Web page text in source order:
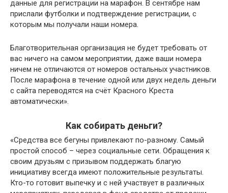
данные для регистрации на марафон. В сентябре нам
прислали футболки и подтверждение регистрации, с
которым мы получали наши номера.
Благотворительная организация не будет требовать от
вас ничего на самом мероприятии, даже ваши номера
ничем не отличаются от номеров остальных участников.
После марафона в течение одной или двух недель деньги
с сайта переводятся на счёт Красного Креста
автоматически».
Как собирать деньги?
«Средства все бегуны привлекают по-разному. Самый
простой способ – через социальные сети. Обращения к
своим друзьям с призывом поддержать благую
инициативу всегда имеют положительные результаты.
Кто-то готовит выпечку и с ней участвует в различных